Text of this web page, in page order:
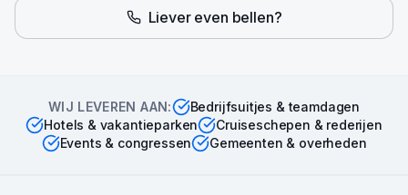
Liever even bellen?
WIJ LEVEREN AAN:
Bedrijfsuitjes & teamdagen
Hotels & vakantieparken
Cruiseschepen & rederijen
Events & congressen
Gemeenten & overheden